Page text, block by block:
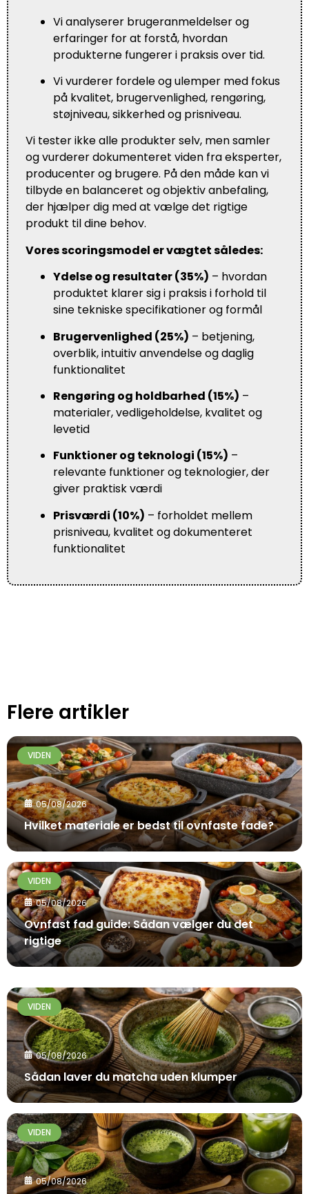
Vi analyserer brugeranmeldelser og
erfaringer for at forstå, hvordan
produkterne fungerer i praksis over tid.
Vi vurderer fordele og ulemper med fokus
på kvalitet, brugervenlighed, rengøring,
støjniveau, sikkerhed og prisniveau.
Vi tester ikke alle produkter selv, men samler
og vurderer dokumenteret viden fra eksperter,
producenter og brugere. På den måde kan vi
tilbyde en balanceret og objektiv anbefaling,
der hjælper dig med at vælge det rigtige
produkt til dine behov.
Vores scoringsmodel er vægtet således:
Ydelse og resultater (35%) – hvordan
produktet klarer sig i praksis i forhold til
sine tekniske specifikationer og formål
Brugervenlighed (25%) – betjening,
overblik, intuitiv anvendelse og daglig
funktionalitet
Rengøring og holdbarhed (15%) –
materialer, vedligeholdelse, kvalitet og
levetid
Funktioner og teknologi (15%) –
relevante funktioner og teknologier, der
giver praktisk værdi
Prisværdi (10%) – forholdet mellem
prisniveau, kvalitet og dokumenteret
funktionalitet
Flere artikler
VIDEN
05/08/2026
Hvilket materiale er bedst til ovnfaste fade?
VIDEN
05/08/2026
Ovnfast fad guide: Sådan vælger du det
rigtige
VIDEN
05/08/2026
Sådan laver du matcha uden klumper
VIDEN
05/08/2026